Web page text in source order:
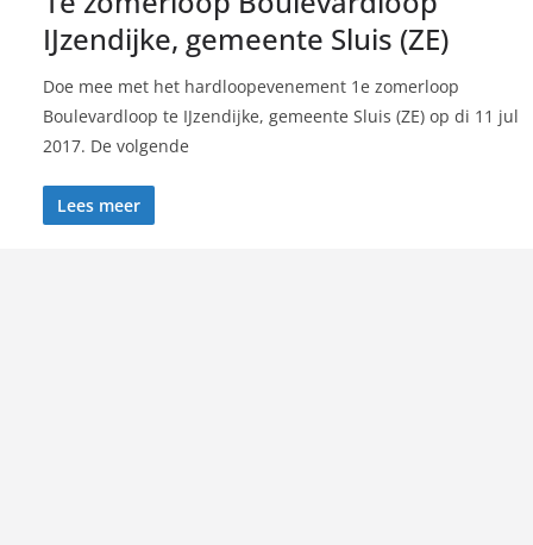
IJzendijke, gemeente Sluis (ZE)
Doe mee met het hardloopevenement 1e zomerloop
Boulevardloop te IJzendijke, gemeente Sluis (ZE) op di 11 jul
2017. De volgende
Lees meer